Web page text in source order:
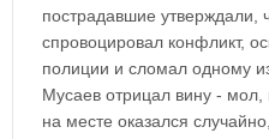
пострадавшие утверждали,
спровоцировал конфликт,
полиции и сломал одному
Мусаев отрицал вину - мол,
на месте оказался